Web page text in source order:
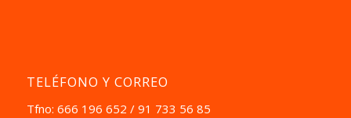
TELÉFONO Y CORREO
Tfno: 666 196 652 / 91 733 56 85